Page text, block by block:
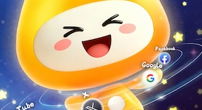
驰加速器 旋风加速器
八戒看书